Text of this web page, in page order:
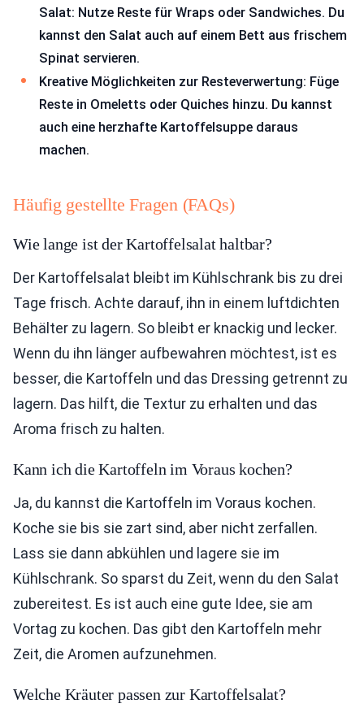
Salat: Nutze Reste für Wraps oder Sandwiches. Du
kannst den Salat auch auf einem Bett aus frischem
Spinat servieren.
Kreative Möglichkeiten zur Resteverwertung: Füge
Reste in Omeletts oder Quiches hinzu. Du kannst
auch eine herzhafte Kartoffelsuppe daraus
machen.
Häufig gestellte Fragen (FAQs)
Wie lange ist der Kartoffelsalat haltbar?
Der Kartoffelsalat bleibt im Kühlschrank bis zu drei
Tage frisch. Achte darauf, ihn in einem luftdichten
Behälter zu lagern. So bleibt er knackig und lecker.
Wenn du ihn länger aufbewahren möchtest, ist es
besser, die Kartoffeln und das Dressing getrennt zu
lagern. Das hilft, die Textur zu erhalten und das
Aroma frisch zu halten.
Kann ich die Kartoffeln im Voraus kochen?
Ja, du kannst die Kartoffeln im Voraus kochen.
Koche sie bis sie zart sind, aber nicht zerfallen.
Lass sie dann abkühlen und lagere sie im
Kühlschrank. So sparst du Zeit, wenn du den Salat
zubereitest. Es ist auch eine gute Idee, sie am
Vortag zu kochen. Das gibt den Kartoffeln mehr
Zeit, die Aromen aufzunehmen.
Welche Kräuter passen zur Kartoffelsalat?